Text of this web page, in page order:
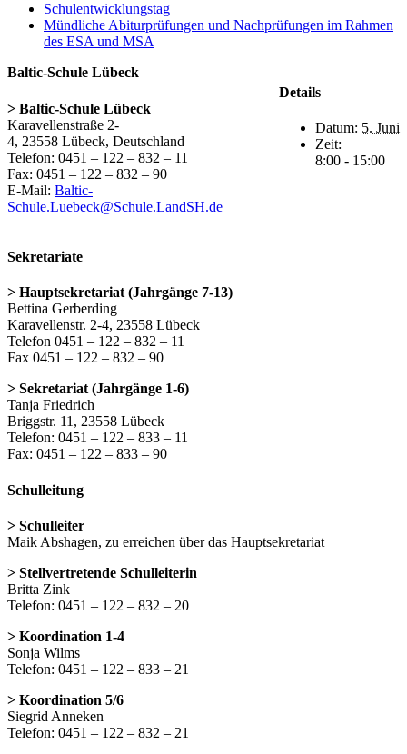
Schulentwicklungstag
Mündliche Abiturprüfungen und Nachprüfungen im Rahmen
des ESA und MSA
Details
Datum: 5. Juni
Zeit:
8:00 - 15:00
Baltic-Schule Lübeck
> Baltic-Schule Lübeck
Karavellenstraße 2-
4, 23558 Lübeck, Deutschland
Telefon: 0451 – 122 – 832 – 11
Fax: 0451 – 122 – 832 – 90
E-Mail: Baltic-
Schule.Luebeck@Schule.LandSH.de
Sekretariate
> Hauptsekretariat (Jahrgänge 7-13)
Bettina Gerberding
Karavellenstr. 2-4, 23558 Lübeck
Telefon 0451 – 122 – 832 – 11
Fax 0451 – 122 – 832 – 90
> Sekretariat (Jahrgänge 1-6)
Tanja Friedrich
Briggstr. 11, 23558 Lübeck
Telefon: 0451 – 122 – 833 – 11
Fax: 0451 – 122 – 833 – 90
Schulleitung
> Schulleiter
Maik Abshagen, zu erreichen über das Hauptsekretariat
> Stellvertretende Schulleiterin
Britta Zink
Telefon: 0451 – 122 – 832 – 20
> Koordination 1-4
Sonja Wilms
Telefon: 0451 – 122 – 833 – 21
> Koordination 5/6
Siegrid Anneken
Telefon: 0451 – 122 – 832 – 21